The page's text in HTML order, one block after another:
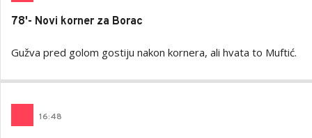
78'- Novi korner za Borac
Gužva pred golom gostiju nakon kornera, ali hvata to Muftić.
16:48